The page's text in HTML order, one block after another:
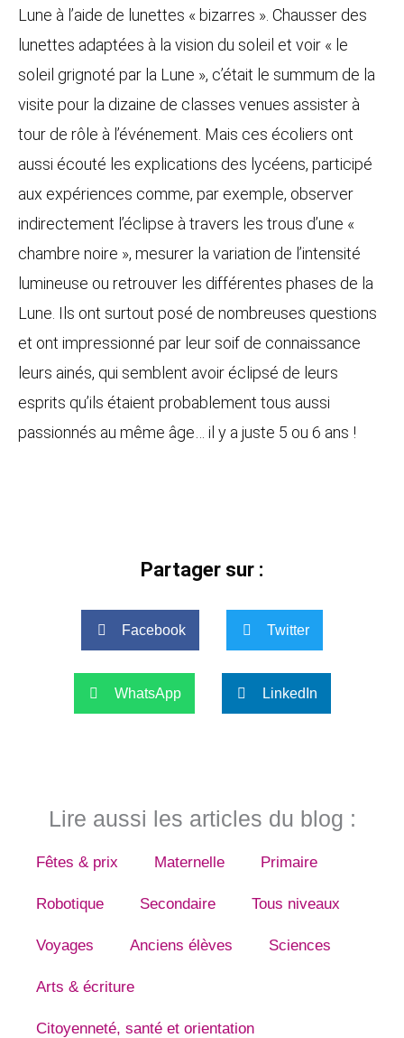
Lune à l’aide de lunettes « bizarres ». Chausser des
lunettes adaptées à la vision du soleil et voir « le
soleil grignoté par la Lune », c’était le summum de la
visite pour la dizaine de classes venues assister à
tour de rôle à l’événement. Mais ces écoliers ont
aussi écouté les explications des lycéens, participé
aux expériences comme, par exemple, observer
indirectement l’éclipse à travers les trous d’une «
chambre noire », mesurer la variation de l’intensité
lumineuse ou retrouver les différentes phases de la
Lune. Ils ont surtout posé de nombreuses questions
et ont impressionné par leur soif de connaissance
leurs ainés, qui semblent avoir éclipsé de leurs
esprits qu’ils étaient probablement tous aussi
passionnés au même âge… il y a juste 5 ou 6 ans !
Partager sur :
Facebook Twitter
WhatsApp LinkedIn
Lire aussi les articles du blog :
Fêtes & prix Maternelle Primaire
Robotique Secondaire Tous niveaux
Voyages Anciens élèves Sciences
Arts & écriture
Citoyenneté, santé et orientation